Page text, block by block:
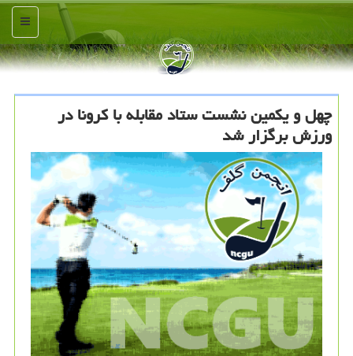
منو
چهل و یكمین نشست ستاد مقابله با كرونا در
ورزش برگزار شد